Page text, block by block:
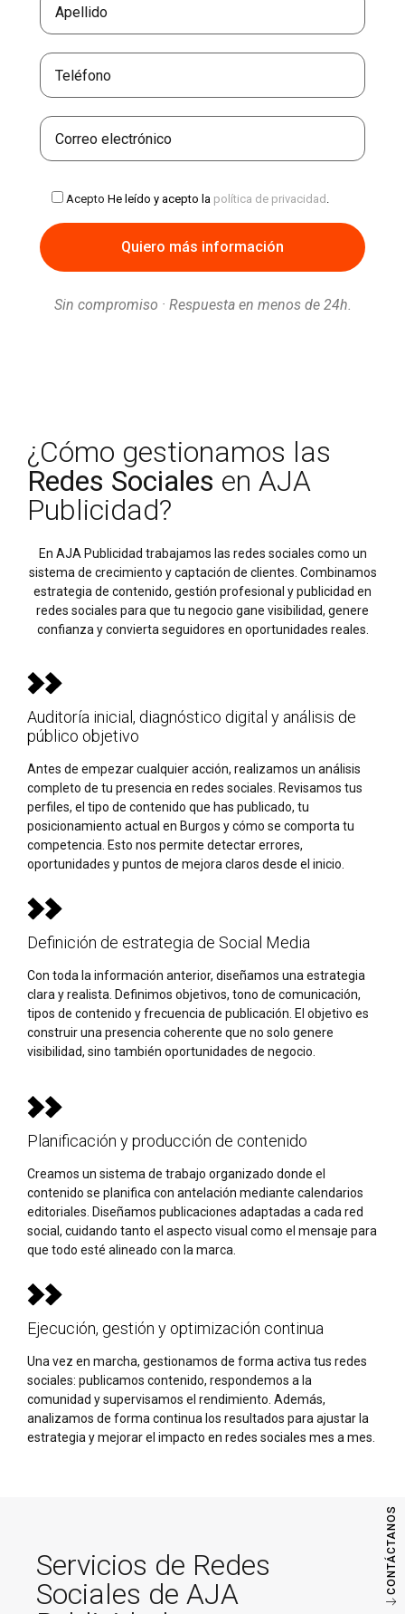
CONTÁCTANOS
Acepto He leído y acepto la política de privacidad .
Sin compromiso · Respuesta en menos de 24h.
¿Cómo gestionamos las
Redes Sociales en AJA
Publicidad?
En AJA Publicidad trabajamos las redes sociales como un
sistema de crecimiento y captación de clientes. Combinamos
estrategia de contenido, gestión profesional y publicidad en
redes sociales para que tu negocio gane visibilidad, genere
confianza y convierta seguidores en oportunidades reales.
Auditoría inicial, diagnóstico digital y análisis de
público objetivo
Antes de empezar cualquier acción, realizamos un análisis
completo de tu presencia en redes sociales. Revisamos tus
perfiles, el tipo de contenido que has publicado, tu
posicionamiento actual en Burgos y cómo se comporta tu
competencia. Esto nos permite detectar errores,
oportunidades y puntos de mejora claros desde el inicio.
Definición de estrategia de Social Media
Con toda la información anterior, diseñamos una estrategia
clara y realista. Definimos objetivos, tono de comunicación,
tipos de contenido y frecuencia de publicación. El objetivo es
construir una presencia coherente que no solo genere
visibilidad, sino también oportunidades de negocio.
Planificación y producción de contenido
Creamos un sistema de trabajo organizado donde el
contenido se planifica con antelación mediante calendarios
editoriales. Diseñamos publicaciones adaptadas a cada red
social, cuidando tanto el aspecto visual como el mensaje para
que todo esté alineado con la marca.
Ejecución, gestión y optimización continua
Una vez en marcha, gestionamos de forma activa tus redes
sociales: publicamos contenido, respondemos a la
comunidad y supervisamos el rendimiento. Además,
analizamos de forma continua los resultados para ajustar la
estrategia y mejorar el impacto en redes sociales mes a mes.
Servicios de Redes
Sociales de AJA